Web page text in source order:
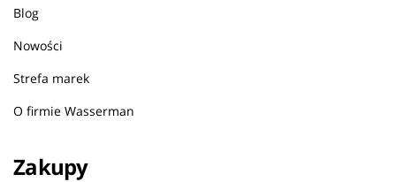
Blog
Nowości
Strefa marek
O firmie Wasserman
Zakupy